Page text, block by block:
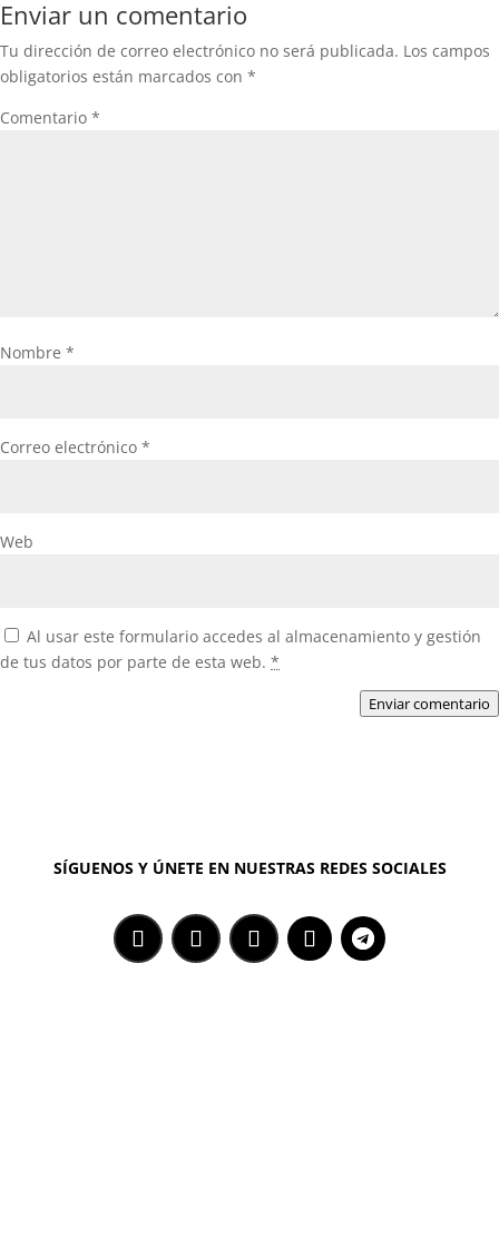
Enviar un comentario
Tu dirección de correo electrónico no será publicada. Los campos
obligatorios están marcados con *
Comentario *
Nombre *
Correo electrónico *
Web
Al usar este formulario accedes al almacenamiento y gestión
de tus datos por parte de esta web. *
Enviar comentario
SÍGUENOS Y ÚNETE EN NUESTRAS REDES SOCIALES